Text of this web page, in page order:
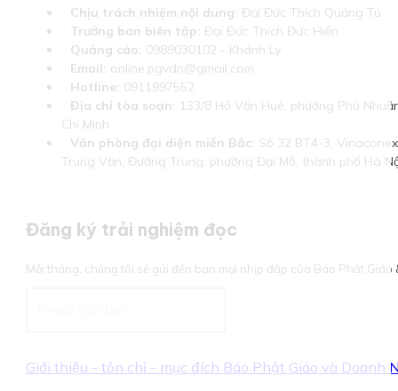
Chịu trách nhiệm nội dung: Đại Đức Thích Quảng Tú
Trưởng ban biên tập: Đại Đức Thích Đức Hiển
Quảng cáo: 0989030102 - Khánh Ly
Email: online.pgvdn@gmail.com
Hotline: 0911997552
Địa chỉ tòa soạn: 133/8 Hồ Văn Huê, phường Phú
Chí Minh
Văn phòng đại diện miền Bắc: Số 32 BT4-3,
Trung Văn, Đường Trung, phường Đại Mỗ, thành phố Hà
Đăng ký trải nghiệm đọc
Mỗi tháng, chúng tôi sẽ gửi đến bạn mọi nhịp đập của Báo Phật Giáo
Giới thiệu - tôn chỉ - mục đích Báo Phật Giáo và Doanh